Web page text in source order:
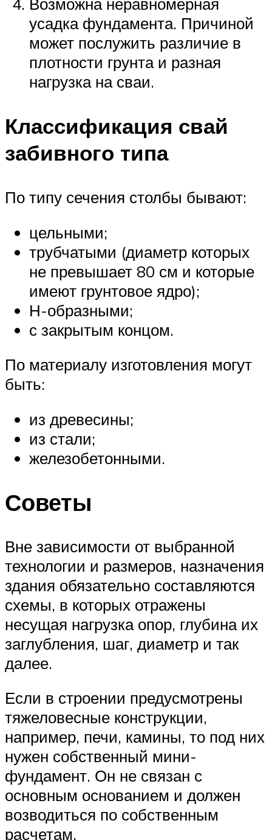
усадка фундамента. Причиной
может послужить различие в
плотности грунта и разная
нагрузка на сваи.
Классификация свай
забивного типа
По типу сечения столбы бывают:
цельными;
трубчатыми (диаметр которых
не превышает 80 см и которые
имеют грунтовое ядро);
Н-образными;
с закрытым концом.
По материалу изготовления могут
быть:
из древесины;
из стали;
железобетонными.
Советы
Вне зависимости от выбранной
технологии и размеров, назначения
здания обязательно составляются
схемы, в которых отражены
несущая нагрузка опор, глубина их
заглубления, шаг, диаметр и так
далее.
Если в строении предусмотрены
тяжеловесные конструкции,
например, печи, камины, то под них
нужен собственный мини-
фундамент. Он не связан с
основным основанием и должен
возводиться по собственным
расчетам.